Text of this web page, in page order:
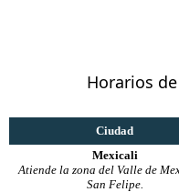
Horarios
Ciudad
Mexicali
Atiende la zona del Valle de
San Felipe.